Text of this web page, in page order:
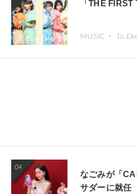
「THE
MUSIC ・
04
なごみが「
サダーに就任